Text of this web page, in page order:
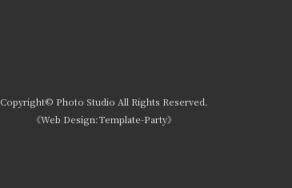
Copyright© Photo Studio All Rights Reserved.
《Web Design:Template-Party》